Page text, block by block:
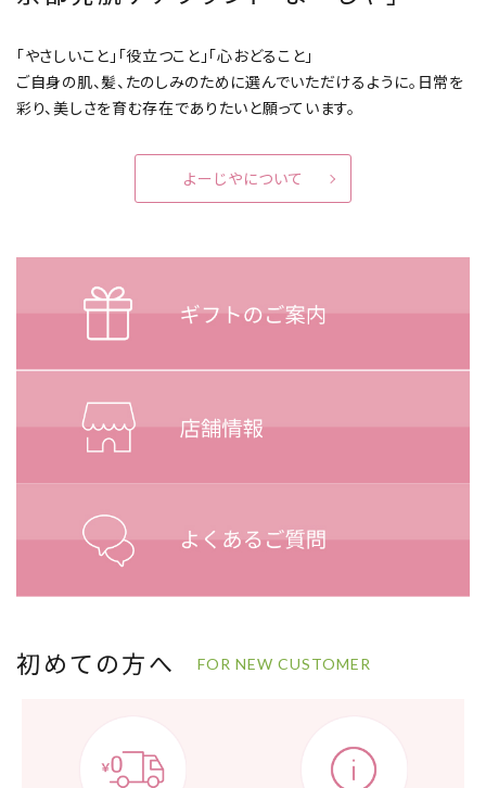
「やさしいこと」「役立つこと」「心おどること」
ご自身の肌、髪、たのしみのために選んでいただけるように。 日常を
彩り、美しさを育む存在でありたいと願っています。
よーじやについて
初めての方へ FOR NEW CUSTOMER